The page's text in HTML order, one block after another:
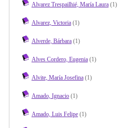
Alvarez Trespailhié, María Laura(1)
Alvarez, Victoria(1)
Alverde, Bárbara(1)
Alves Cordero, Eugenia(1)
Alvite, María Josefina(1)
Amado, Ignacio(1)
Amado, Luis Felipe(1)